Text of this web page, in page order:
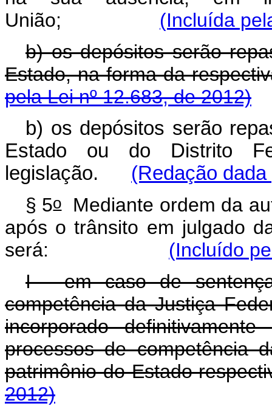
União; (Incluída
b) os depósitos serão
Estado, na forma da
pela Lei nº 12.683, de 2012)
b) os depósitos serão
Estado ou do Distrito
legislação. (Redação
§ 5oMediante ordem da
após o trânsito em julgado
será: (Incluído
I - em caso de
competência da Justiça
incorporado
processos de competência
patrimônio do Estado
2012)